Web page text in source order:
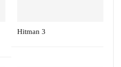
Hitman 3